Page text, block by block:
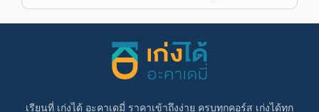
เรียนที่ เก่งได้ อะคาเดมี่ ราคาเข้าถึงง่าย ครบทุกคอร์ส เก่งได้ทุก